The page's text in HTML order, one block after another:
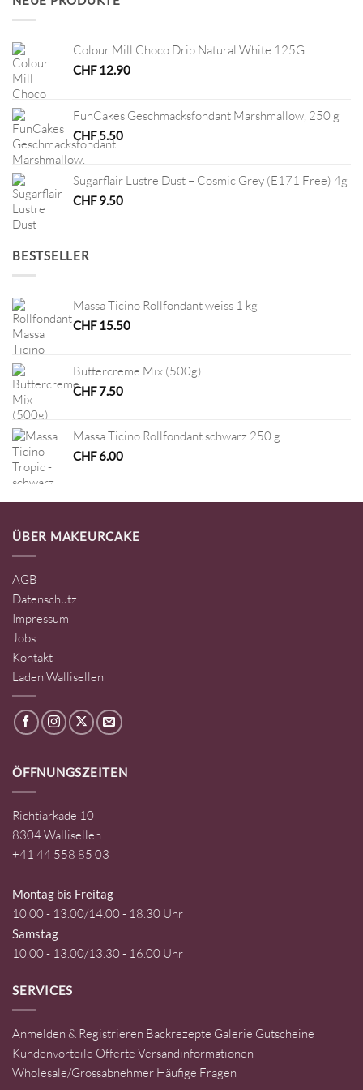
Colour Mill Choco Drip Natural White 125G
CHF12.90
FunCakes Geschmacksfondant Marshmallow, 250 g
CHF5.50
Sugarflair Lustre Dust – Cosmic Grey (E171 Free) 4g
CHF9.50
BESTSELLER
Massa Ticino Rollfondant weiss 1 kg
CHF15.50
Buttercreme Mix (500g)
CHF7.50
Massa Ticino Rollfondant schwarz 250 g
CHF6.00
ÜBER MAKEURCAKE
AGB
Datenschutz
Impressum
Jobs
Kontakt
Laden Wallisellen
ÖFFNUNGSZEITEN
Richtiarkade 10
8304 Wallisellen
+41 44 558 85 03
Montag bis Freitag
10.00 - 13.00/14.00 - 18.30 Uhr
Samstag
10.00 - 13.00/13.30 - 16.00 Uhr
SERVICES
Anmelden & Registrieren Backrezepte Galerie Gutscheine
Kundenvorteile Offerte Versandinformationen
Wholesale/Grossabnehmer Häufige Fragen